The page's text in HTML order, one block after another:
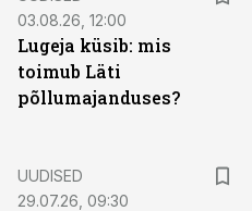
03.08.26, 12:00
Lugeja küsib: mis
toimub Läti
põllumajanduses?
UUDISED
29.07.26, 09:30